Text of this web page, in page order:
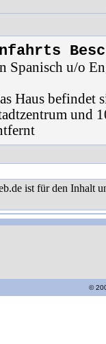
Spanisch u/o
Haus befindet
und
ist für den Inhalt
©